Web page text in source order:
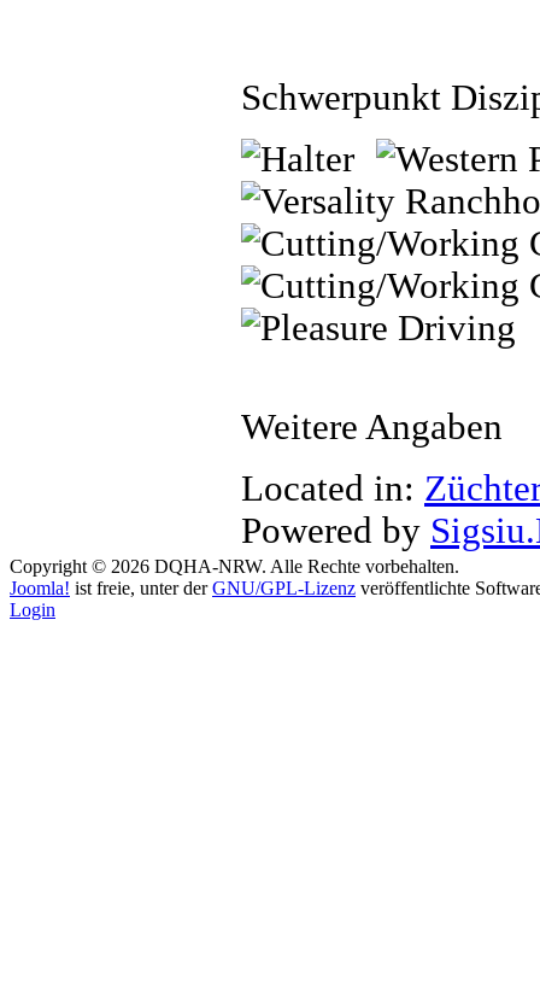
Schwerpunkt
Weitere Angaben
Located in:
Powered by
Copyright © 2026 DQHA-NRW. Alle Rechte vorbehalten.
Joomla! ist freie, unter derGNU/GPL-Lizenz veröffentlichte
Login